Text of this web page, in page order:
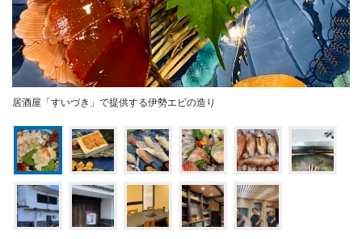
居酒屋「すいづき」で提供する伊勢エビの造り